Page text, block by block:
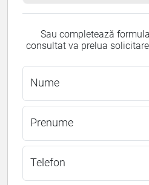
Sau completează
consultat va prelua
Nume
Prenume
Telefon